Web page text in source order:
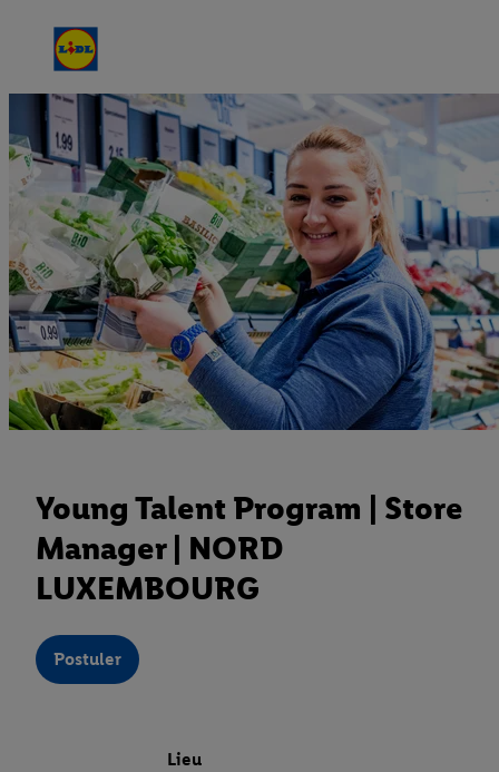
Young Talent Program | Store
Manager | NORD
LUXEMBOURG
Postuler
Lieu